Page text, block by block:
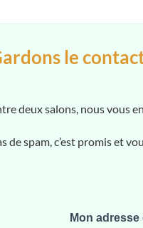
le
deux salons, nous vous
de spam, c’est promis et